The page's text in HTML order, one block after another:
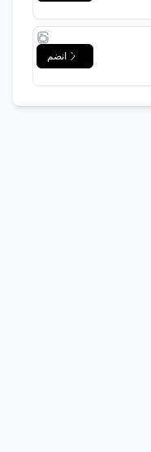
انضم